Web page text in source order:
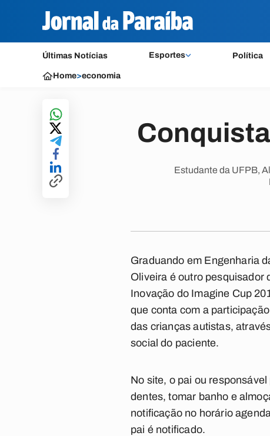
Últimas Notícias Esportes Política
Home>economia
Estudante da UFPB,
Graduando em Engenharia
Oliveira é outro pesquisador
Inovação do Imagine Cup
que conta com a
das crianças autistas,
social do paciente.
No site, o pai ou
dentes, tomar banho e
notificação no horário
pai é notificado.